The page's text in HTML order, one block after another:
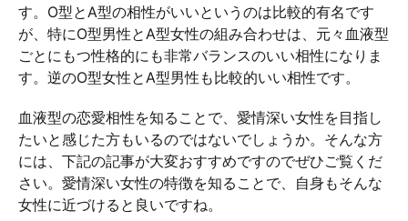
す。O型とA型の相性がいいというのは比較的有名です
が、特にO型男性とA型女性の組み合わせは、元々血液型
ごとにもつ性格的にも非常バランスのいい相性になりま
す。逆のO型女性とA型男性も比較的いい相性です。
血液型の恋愛相性を知ることで、愛情深い女性を目指し
たいと感じた方もいるのではないでしょうか。そんな方
には、下記の記事が大変おすすめですのでぜひご覧くだ
さい。愛情深い女性の特徴を知ることで、自身もそんな
女性に近づけると良いですね。